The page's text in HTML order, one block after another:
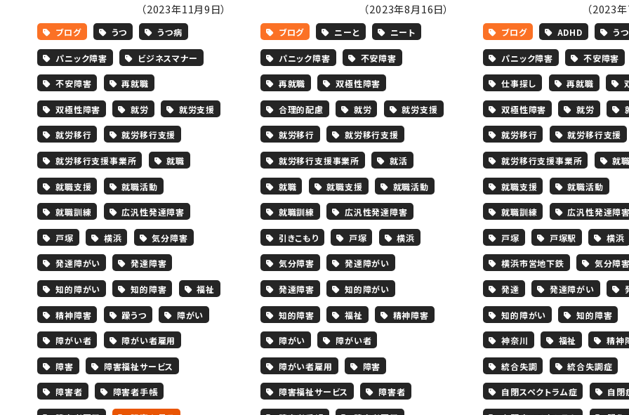
（2023年11月9日）
ブログ うつ うつ病
パニック障害 ビジネスマナー
不安障害 再就職
双極性障害 就労 就労支援
就労移行 就労移行支援
就労移行支援事業所 就職
就職支援 就職活動
就職訓練 広汎性発達障害
戸塚 横浜 気分障害
発達障がい 発達障害
知的障がい 知的障害 福祉
精神障害 躁うつ 障がい
障がい者 障がい者雇用
障害 障害福祉サービス
障害者 障害者手帳
（2023年8月16日）
ブログ ニーと ニート
パニック障害 不安障害
再就職 双極性障害
合理的配慮 就労 就労支援
就労移行 就労移行支援
就労移行支援事業所 就活
就職 就職支援 就職活動
就職訓練 広汎性発達障害
引きこもり 戸塚 横浜
気分障害 発達障がい
発達障害 知的障がい
知的障害 福祉 精神障害
障がい 障がい者
障がい者雇用 障害
障害福祉サービス 障害者
（2023
ブログ ADHD うつ
パニック障害 不安障害
仕事探し 再就職
双極性障害 就労
就労移行 就労移行支援
就労移行支援事業所 就
就職支援 就職活動
就職訓練 広汎性発達障
戸塚 戸塚駅 横浜
横浜市営地下鉄 気分障
発達 発達障がい
知的障がい 知的障害
神奈川 福祉 精神
統合失調 統合失調症
自閉スペクトラム症 自閉